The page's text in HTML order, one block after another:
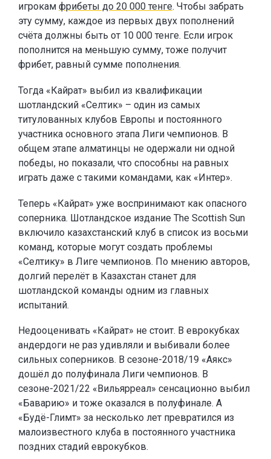
игрокам фрибеты до 20 000 тенге. Чтобы забрать
эту сумму, каждое из первых двух пополнений
счёта должны быть от 10 000 тенге. Если игрок
пополнится на меньшую сумму, тоже получит
фрибет, равный сумме пополнения.
Тогда «Кайрат» выбил из квалификации
шотландский «Селтик» – один из самых
титулованных клубов Европы и постоянного
участника основного этапа Лиги чемпионов. В
общем этапе алматинцы не одержали ни одной
победы, но показали, что способны на равных
играть даже с такими командами, как «Интер».
Теперь «Кайрат» уже воспринимают как опасного
соперника. Шотландское издание The Scottish Sun
включило казахстанский клуб в список из восьми
команд, которые могут создать проблемы
«Селтику» в Лиге чемпионов. По мнению авторов,
долгий перелёт в Казахстан станет для
шотландской команды одним из главных
испытаний.
Недооценивать «Кайрат» не стоит. В еврокубках
андердоги не раз удивляли и выбивали более
сильных соперников. В сезоне-2018/19 «Аякс»
дошёл до полуфинала Лиги чемпионов. В
сезоне-2021/22 «Вильярреал» сенсационно выбил
«Баварию» и тоже оказался в полуфинале. А
«Будё-Глимт» за несколько лет превратился из
малоизвестного клуба в постоянного участника
поздних стадий еврокубков.